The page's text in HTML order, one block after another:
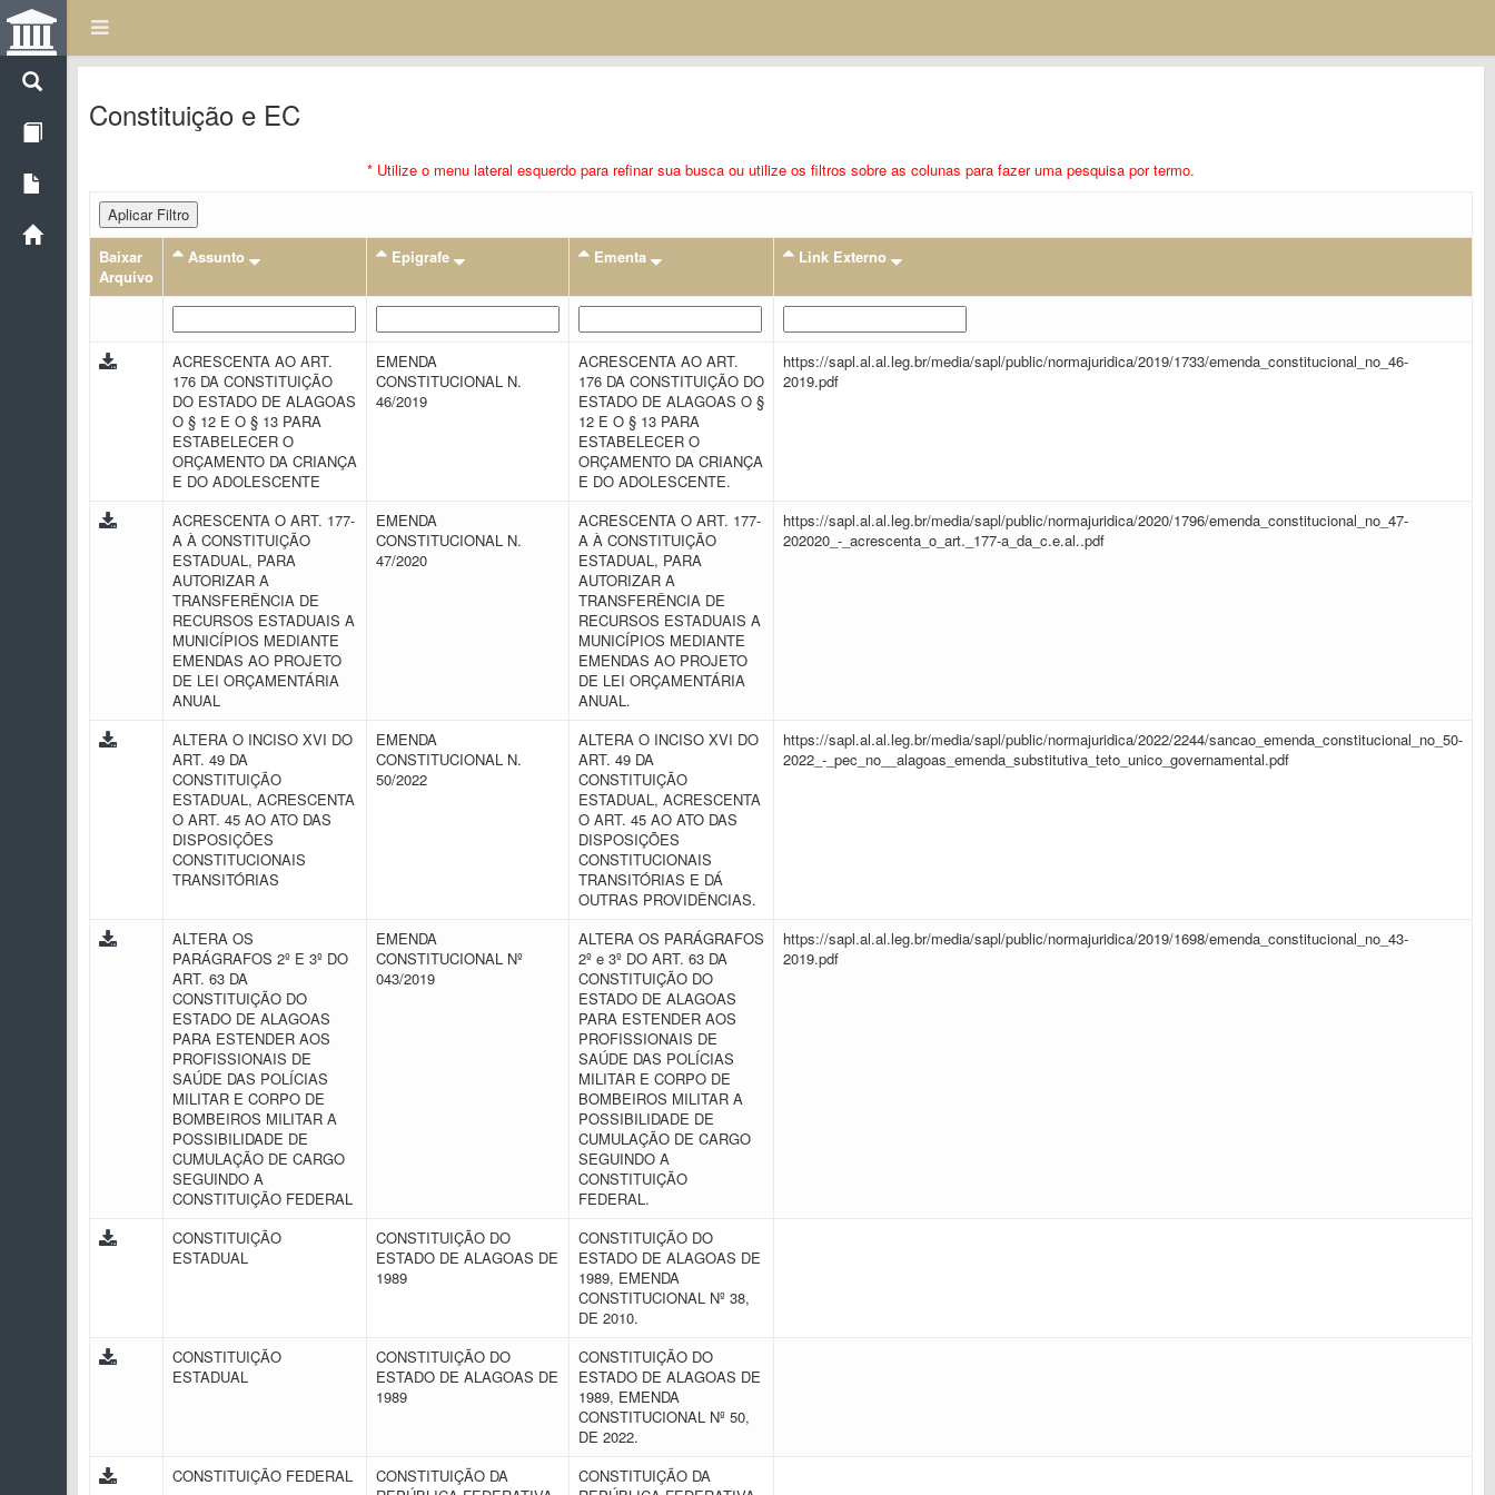
Constituição e EC
* Utilize o menu lateral esquerdo para refinar sua busca ou utilize os filtros sobre as colunas para fazer uma pesquisa por termo.
Aplicar Filtro
Baixar
Arquivo
Assunto Epigrafe Ementa Link Externo
ACRESCENTA AO ART.
176 DA CONSTITUIÇÃO
DO ESTADO DE ALAGOAS
O § 12 E O § 13 PARA
ESTABELECER O
ORÇAMENTO DA CRIANÇA
E DO ADOLESCENTE
EMENDA
CONSTITUCIONAL N.
46/2019
ACRESCENTA AO ART.
176 DA CONSTITUIÇÃO DO
ESTADO DE ALAGOAS O §
12 E O § 13 PARA
ESTABELECER O
ORÇAMENTO DA CRIANÇA
E DO ADOLESCENTE.
https://sapl.al.al.leg.br/media/sapl/public/normajuridica/2019/1733/emenda_constitucional_no_46-
2019.pdf
ACRESCENTA O ART. 177-
A À CONSTITUIÇÃO
ESTADUAL, PARA
AUTORIZAR A
TRANSFERÊNCIA DE
RECURSOS ESTADUAIS A
MUNICÍPIOS MEDIANTE
EMENDAS AO PROJETO
DE LEI ORÇAMENTÁRIA
ANUAL
EMENDA
CONSTITUCIONAL N.
47/2020
ACRESCENTA O ART. 177-
A À CONSTITUIÇÃO
ESTADUAL, PARA
AUTORIZAR A
TRANSFERÊNCIA DE
RECURSOS ESTADUAIS A
MUNICÍPIOS MEDIANTE
EMENDAS AO PROJETO
DE LEI ORÇAMENTÁRIA
ANUAL.
https://sapl.al.al.leg.br/media/sapl/public/normajuridica/2020/1796/emenda_constitucional_no_47-
202020_-_acrescenta_o_art._177-a_da_c.e.al..pdf
ALTERA O INCISO XVI DO
ART. 49 DA
CONSTITUIÇÃO
ESTADUAL, ACRESCENTA
O ART. 45 AO ATO DAS
DISPOSIÇÕES
CONSTITUCIONAIS
TRANSITÓRIAS
EMENDA
CONSTITUCIONAL N.
50/2022
ALTERA O INCISO XVI DO
ART. 49 DA
CONSTITUIÇÃO
ESTADUAL, ACRESCENTA
O ART. 45 AO ATO DAS
DISPOSIÇÕES
CONSTITUCIONAIS
TRANSITÓRIAS E DÁ
OUTRAS PROVIDÊNCIAS.
https://sapl.al.al.leg.br/media/sapl/public/normajuridica/2022/2244/sancao_emenda_constitucional_no_50-
2022_-_pec_no__alagoas_emenda_substitutiva_teto_unico_governamental.pdf
ALTERA OS
PARÁGRAFOS 2º E 3º DO
ART. 63 DA
CONSTITUIÇÃO DO
ESTADO DE ALAGOAS
PARA ESTENDER AOS
PROFISSIONAIS DE
SAÚDE DAS POLÍCIAS
MILITAR E CORPO DE
BOMBEIROS MILITAR A
POSSIBILIDADE DE
CUMULAÇÃO DE CARGO
SEGUINDO A
CONSTITUIÇÃO FEDERAL
EMENDA
CONSTITUCIONAL Nº
043/2019
ALTERA OS PARÁGRAFOS
2º e 3º DO ART. 63 DA
CONSTITUIÇÃO DO
ESTADO DE ALAGOAS
PARA ESTENDER AOS
PROFISSIONAIS DE
SAÚDE DAS POLÍCIAS
MILITAR E CORPO DE
BOMBEIROS MILITAR A
POSSIBILIDADE DE
CUMULAÇÃO DE CARGO
SEGUINDO A
CONSTITUIÇÃO
FEDERAL.
https://sapl.al.al.leg.br/media/sapl/public/normajuridica/2019/1698/emenda_constitucional_no_43-
2019.pdf
CONSTITUIÇÃO
ESTADUAL
CONSTITUIÇÃO DO
ESTADO DE ALAGOAS DE
1989
CONSTITUIÇÃO DO
ESTADO DE ALAGOAS DE
1989, EMENDA
CONSTITUCIONAL Nº 38,
DE 2010.
CONSTITUIÇÃO
ESTADUAL
CONSTITUIÇÃO DO
ESTADO DE ALAGOAS DE
1989
CONSTITUIÇÃO DO
ESTADO DE ALAGOAS DE
1989, EMENDA
CONSTITUCIONAL Nº 50,
DE 2022.
CONSTITUIÇÃO FEDERAL
CONSTITUIÇÃO DA
CONSTITUIÇÃO DA